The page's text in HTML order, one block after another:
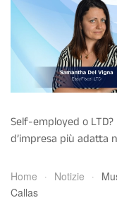
Self-employed o
d’impresa più adatta
Home Notizie
Callas